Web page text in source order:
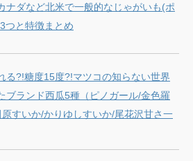
ナダなど北米で一般的なじゃがいも(ポ
つと特徴まとめ
る?!糖度15度?!マツコの知らない世界
ブランド西瓜5種（ピノガール/金色羅
すいか/かりゆしすいか/尾花沢甘さ一